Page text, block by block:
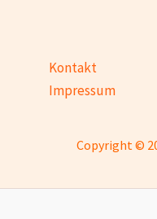
Kontakt
Impressum
Copyright ©